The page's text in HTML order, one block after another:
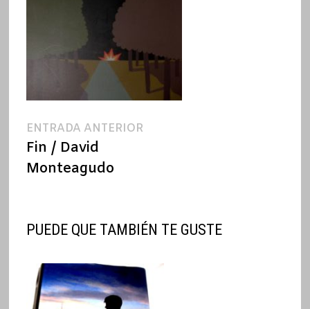
Navegación
de
entradas
ENTRADA ANTERIOREntrada
Fin / David
Monteagudo
PUEDE QUE TAMBIÉN TE GUSTE